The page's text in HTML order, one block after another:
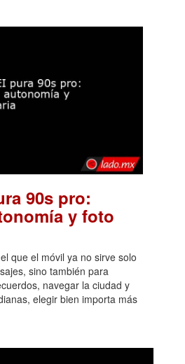
90s pro:
y foto
que el móvil ya no sirve solo
sino también para
navegar la ciudad y
elegir bien importa más